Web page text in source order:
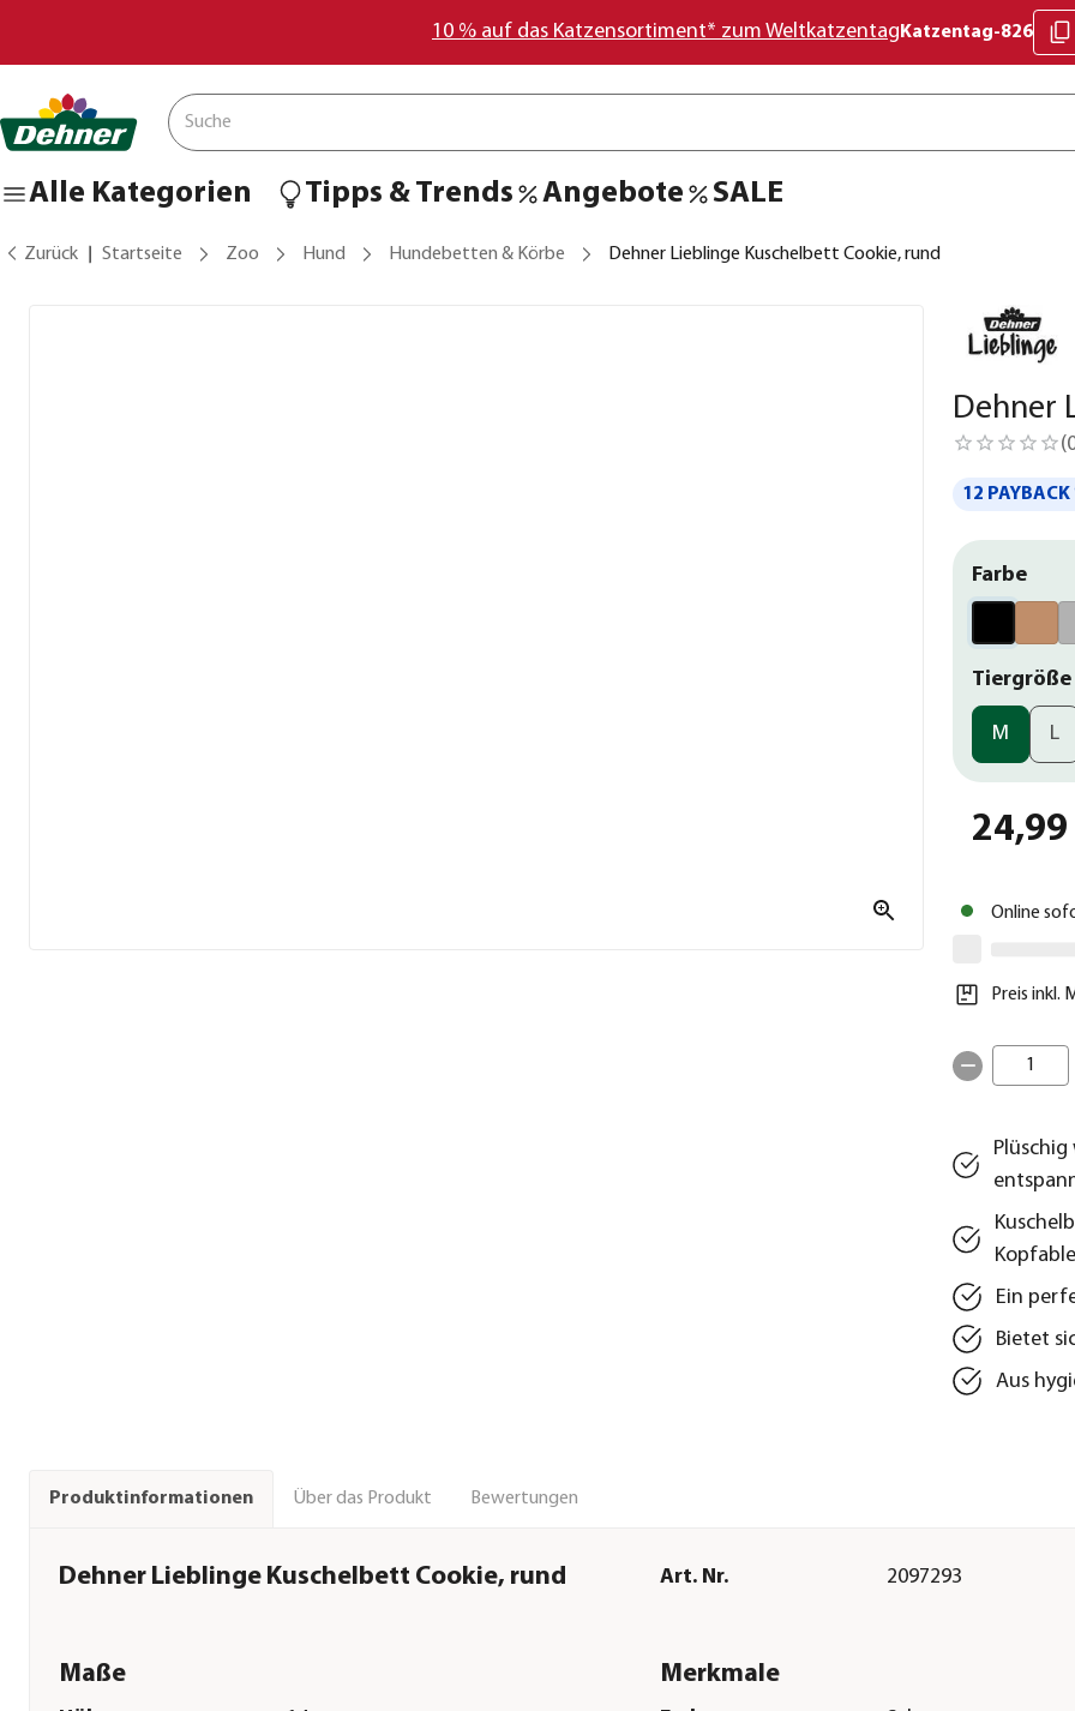
10 % auf das Katzensortiment* zum Weltkatzentag Katzentag-826
Alle Kategorien Tipps & Trends Angebote SALE
Zurück Startseite Zoo Hund Hundebetten & Körbe Dehner Lieblinge Kuschelbett Cookie, rund
Dehner
(
12
Farbe
Tiergröße
M L
24,99
Online
Preis inkl.
1
Ein
Bietet
Aus
Produktinformationen Über das Produkt Bewertungen
Dehner Lieblinge Kuschelbett Cookie, rund Art. Nr. 2097293
Maße Merkmale